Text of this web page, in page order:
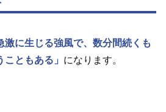
激に生じる強風で、数分間続くも
ともある」 になります。